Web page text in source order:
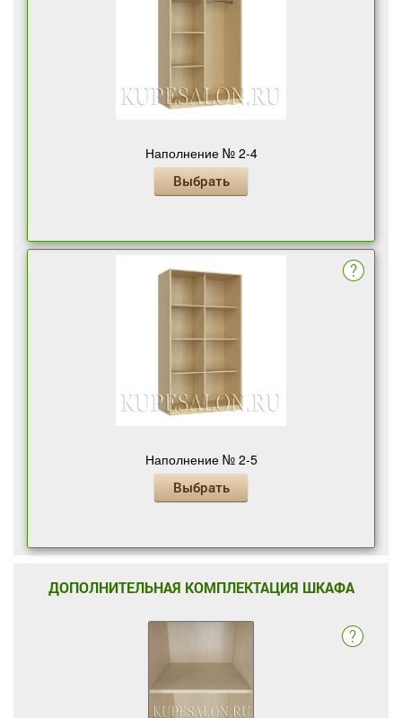
Наполнение № 2-4
Выбрать
Наполнение № 2-5
Выбрать
ДОПОЛНИТЕЛЬНАЯ КОМПЛЕКТАЦИЯ ШКАФА